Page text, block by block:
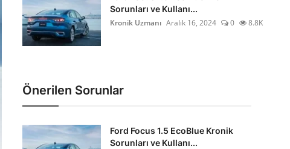
Sorunları ve Kullanı...
Kronik Uzmanı Aralık 16, 2024 0 8.8K
Önerilen Sorunlar
Ford Focus 1.5 EcoBlue Kronik
Sorunları ve Kullanı...